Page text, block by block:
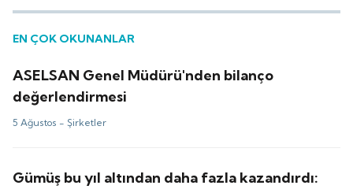
EN ÇOK OKUNANLAR
ASELSAN Genel Müdürü'nden bilanço
değerlendirmesi
5 Ağustos -Şirketler
Gümüş bu yıl altından daha fazla kazandırdı: